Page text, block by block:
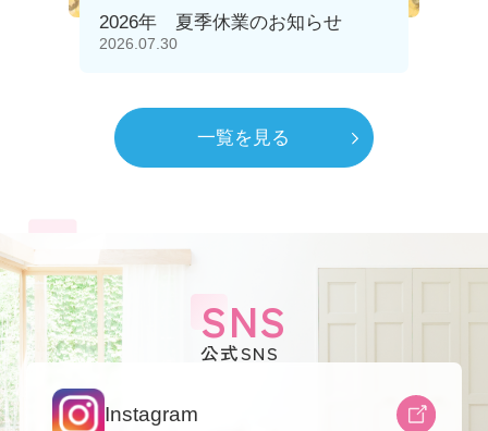
2026年 夏季休業のお知らせ
2026.07.30
一覧を見る
SNS
公式SNS
Instagram